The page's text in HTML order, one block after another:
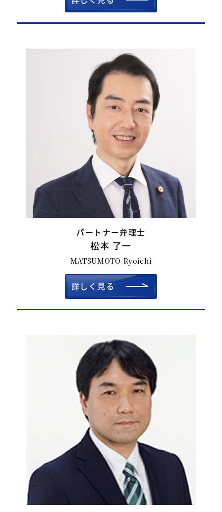
パートナー弁理士
松本 了一
MATSUMOTO Ryoichi
詳しく見る